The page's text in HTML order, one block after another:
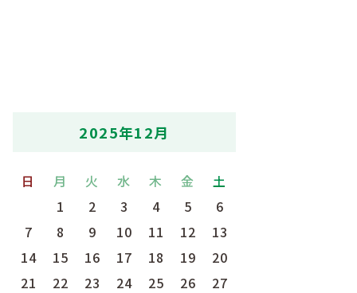
2025年12月
日 月 火 水 木 金 土
1 2 3 4 5
6
7
8 9 10 11 12
13
14
15 16 17 18 19
20
21
22 23 24 25 26
27